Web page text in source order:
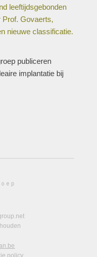
leeftijdsgebonden
Prof. Govaerts,
nieuwe classificatie.
publiceren
implantatie bij
policy